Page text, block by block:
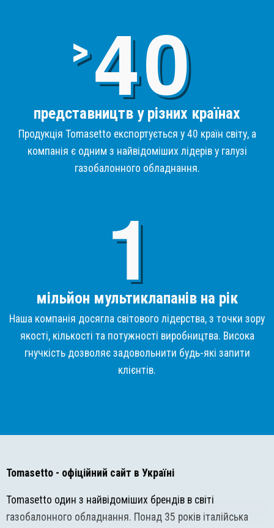
>4
представництв у різних країнах
Продукція Tomasetto експортується у 40 країн світу, а
компанія є одним з найвідоміших лідерів у галузі
газобалонного обладнання.
мільйон мультиклапанів на рік
Наша компанія досягла світового лідерства, з точки зору
якості, кількості та потужності виробництва. Висока
гнучкість дозволяє задовольнити будь-які запити
клієнтів.
Tomasetto - офіційний сайт в Україні
Tomasetto один з найвідоміших брендів в світі
газобалонного обладнання. Понад 35 років італійська